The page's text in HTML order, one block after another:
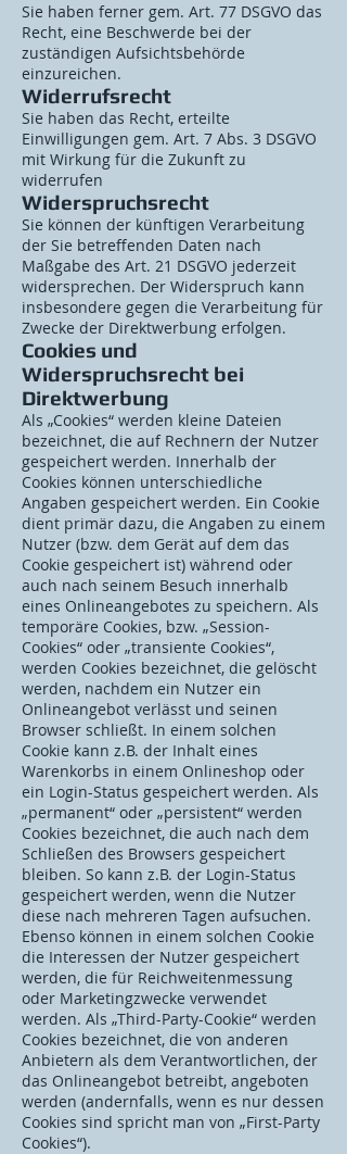
Sie haben ferner gem. Art. 77 DSGVO das
Recht, eine Beschwerde bei der
zuständigen Aufsichtsbehörde
einzureichen.
Widerrufsrecht
Sie haben das Recht, erteilte
Einwilligungen gem. Art. 7 Abs. 3 DSGVO
mit Wirkung für die Zukunft zu
widerrufen
Widerspruchsrecht
Sie können der künftigen Verarbeitung
der Sie betreffenden Daten nach
Maßgabe des Art. 21 DSGVO jederzeit
widersprechen. Der Widerspruch kann
insbesondere gegen die Verarbeitung für
Zwecke der Direktwerbung erfolgen.
Cookies und
Widerspruchsrecht bei
Direktwerbung
Als „Cookies“ werden kleine Dateien
bezeichnet, die auf Rechnern der Nutzer
gespeichert werden. Innerhalb der
Cookies können unterschiedliche
Angaben gespeichert werden. Ein Cookie
dient primär dazu, die Angaben zu einem
Nutzer (bzw. dem Gerät auf dem das
Cookie gespeichert ist) während oder
auch nach seinem Besuch innerhalb
eines Onlineangebotes zu speichern. Als
temporäre Cookies, bzw. „Session-
Cookies“ oder „transiente Cookies“,
werden Cookies bezeichnet, die gelöscht
werden, nachdem ein Nutzer ein
Onlineangebot verlässt und seinen
Browser schließt. In einem solchen
Cookie kann z.B. der Inhalt eines
Warenkorbs in einem Onlineshop oder
ein Login-Status gespeichert werden. Als
„permanent“ oder „persistent“ werden
Cookies bezeichnet, die auch nach dem
Schließen des Browsers gespeichert
bleiben. So kann z.B. der Login-Status
gespeichert werden, wenn die Nutzer
diese nach mehreren Tagen aufsuchen.
Ebenso können in einem solchen Cookie
die Interessen der Nutzer gespeichert
werden, die für Reichweitenmessung
oder Marketingzwecke verwendet
werden. Als „Third-Party-Cookie“ werden
Cookies bezeichnet, die von anderen
Anbietern als dem Verantwortlichen, der
das Onlineangebot betreibt, angeboten
werden (andernfalls, wenn es nur dessen
Cookies sind spricht man von „First-Party
Cookies“).